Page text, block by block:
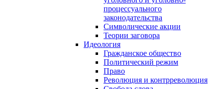
процессуального
законодательства
Символические акции
Теории заговора
Идеология
Гражданское общество
Политический режим
Право
Революция и контрреволюция